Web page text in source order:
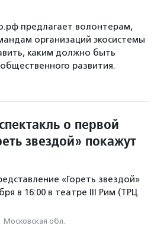
предлагает волонтерам,
организаций экосистемы
каким должно быть
развития.
о первой
звездой» покажут
«Гореть звездой»
в 16:00 в театре III Рим (ТРЦ
Московская обл.